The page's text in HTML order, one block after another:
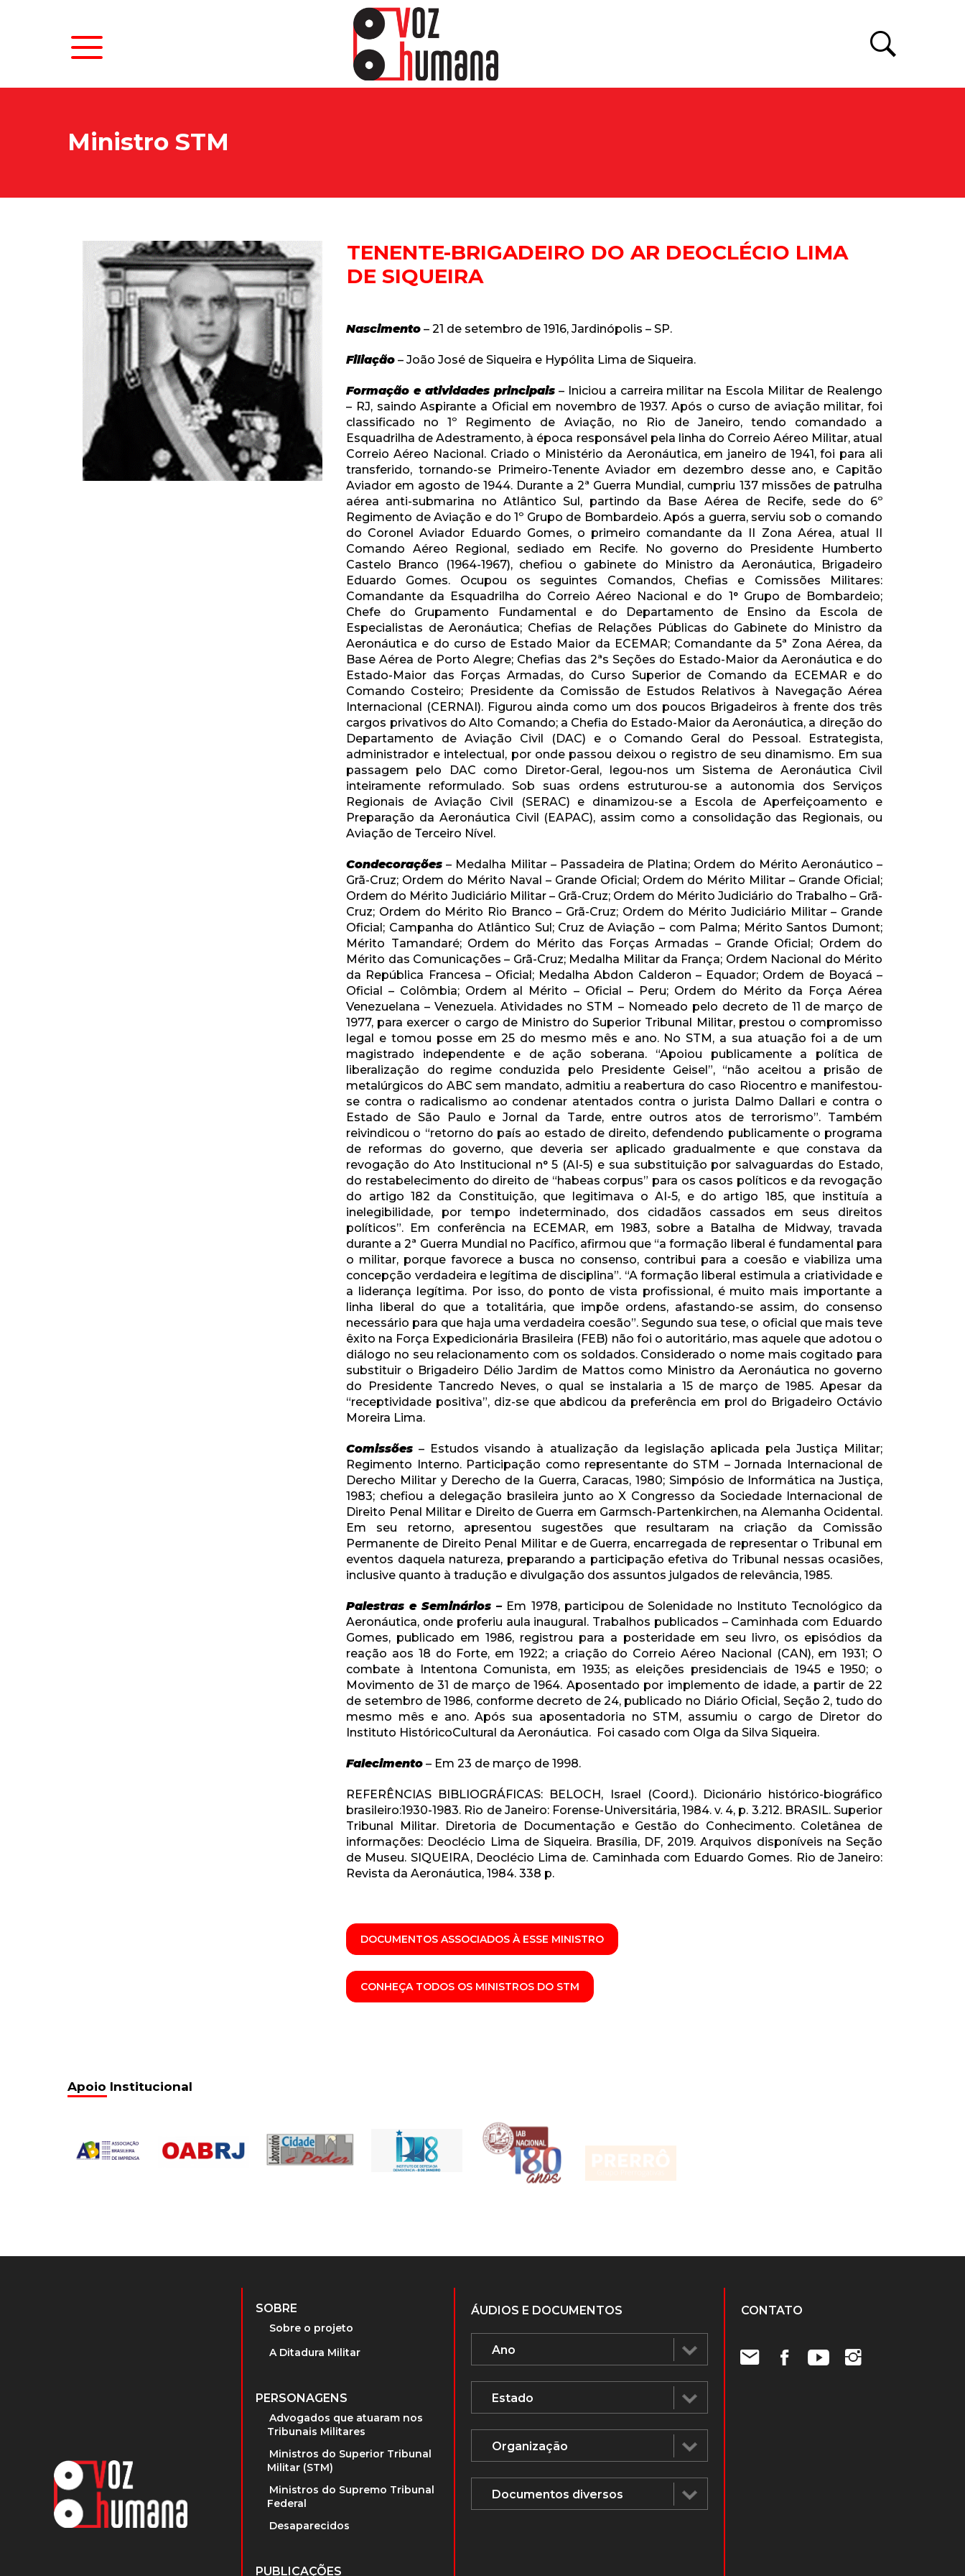
Ministro STM
TENENTE-BRIGADEIRO DO AR DEOCLÉCIO LIMA
DE SIQUEIRA
Nascimento – 21 de setembro de 1916, Jardinópolis – SP.
Filiação – João José de Siqueira e Hypólita Lima de Siqueira.
Formação e atividades principais– Iniciou a carreira militar na Escola Militar de Realengo
– RJ, saindo Aspirante a Oficial em novembro de 1937. Após o curso de aviação militar, foi
classificado no 1º Regimento de Aviação, no Rio de Janeiro, tendo comandado a
Esquadrilha de Adestramento, à época responsável pela linha do Correio Aéreo Militar, atual
Correio Aéreo Nacional. Criado o Ministério da Aeronáutica, em janeiro de 1941, foi para ali
transferido, tornando-se Primeiro-Tenente Aviador em dezembro desse ano, e Capitão
Aviador em agosto de 1944. Durante a 2ª Guerra Mundial, cumpriu 137 missões de patrulha
aérea anti-submarina no Atlântico Sul, partindo da Base Aérea de Recife, sede do 6º
Regimento de Aviação e do 1º Grupo de Bombardeio. Após a guerra, serviu sob o comando
do Coronel Aviador Eduardo Gomes, o primeiro comandante da II Zona Aérea, atual II
Comando Aéreo Regional, sediado em Recife. No governo do Presidente Humberto
Castelo Branco (1964-1967), chefiou o gabinete do Ministro da Aeronáutica, Brigadeiro
Eduardo Gomes. Ocupou os seguintes Comandos, Chefias e Comissões Militares:
Comandante da Esquadrilha do Correio Aéreo Nacional e do 1° Grupo de Bombardeio;
Chefe do Grupamento Fundamental e do Departamento de Ensino da Escola de
Especialistas de Aeronáutica; Chefias de Relações Públicas do Gabinete do Ministro da
Aeronáutica e do curso de Estado Maior da ECEMAR; Comandante da 5ª Zona Aérea, da
Base Aérea de Porto Alegre; Chefias das 2ªs Seções do Estado-Maior da Aeronáutica e do
Estado-Maior das Forças Armadas, do Curso Superior de Comando da ECEMAR e do
Comando Costeiro; Presidente da Comissão de Estudos Relativos à Navegação Aérea
Internacional (CERNAI). Figurou ainda como um dos poucos Brigadeiros à frente dos três
cargos privativos do Alto Comando; a Chefia do Estado-Maior da Aeronáutica, a direção do
Departamento de Aviação Civil (DAC) e o Comando Geral do Pessoal. Estrategista,
administrador e intelectual, por onde passou deixou o registro de seu dinamismo. Em sua
passagem pelo DAC como Diretor-Geral, legou-nos um Sistema de Aeronáutica Civil
inteiramente reformulado. Sob suas ordens estruturou-se a autonomia dos Serviços
Regionais de Aviação Civil (SERAC) e dinamizou-se a Escola de Aperfeiçoamento e
Preparação da Aeronáutica Civil (EAPAC), assim como a consolidação das Regionais, ou
Aviação de Terceiro Nível.
Condecorações – Medalha Militar – Passadeira de Platina; Ordem do Mérito Aeronáutico –
Grã-Cruz; Ordem do Mérito Naval – Grande Oficial; Ordem do Mérito Militar – Grande Oficial;
Ordem do Mérito Judiciário Militar – Grã-Cruz; Ordem do Mérito Judiciário do Trabalho – Grã-
Cruz; Ordem do Mérito Rio Branco – Grã-Cruz; Ordem do Mérito Judiciário Militar – Grande
Oficial; Campanha do Atlântico Sul; Cruz de Aviação – com Palma; Mérito Santos Dumont;
Mérito Tamandaré; Ordem do Mérito das Forças Armadas – Grande Oficial; Ordem do
Mérito das Comunicações – Grã-Cruz; Medalha Militar da França; Ordem Nacional do Mérito
da República Francesa – Oficial; Medalha Abdon Calderon – Equador; Ordem de Boyacá –
Oficial – Colômbia; Ordem al Mérito – Oficial – Peru; Ordem do Mérito da Força Aérea
Venezuelana – Venezuela. Atividades no STM – Nomeado pelo decreto de 11 de março de
1977, para exercer o cargo de Ministro do Superior Tribunal Militar, prestou o compromisso
legal e tomou posse em 25 do mesmo mês e ano. No STM, a sua atuação foi a de um
magistrado independente e de ação soberana. “Apoiou publicamente a política de
liberalização do regime conduzida pelo Presidente Geisel”, “não aceitou a prisão de
metalúrgicos do ABC sem mandato, admitiu a reabertura do caso Riocentro e manifestou-
se contra o radicalismo ao condenar atentados contra o jurista Dalmo Dallari e contra o
Estado de São Paulo e Jornal da Tarde, entre outros atos de terrorismo”. Também
reivindicou o “retorno do país ao estado de direito, defendendo publicamente o programa
de reformas do governo, que deveria ser aplicado gradualmente e que constava da
revogação do Ato Institucional n° 5 (AI-5) e sua substituição por salvaguardas do Estado,
do restabelecimento do direito de “habeas corpus” para os casos políticos e da revogação
do artigo 182 da Constituição, que legitimava o AI-5, e do artigo 185, que instituía a
inelegibilidade, por tempo indeterminado, dos cidadãos cassados em seus direitos
políticos”. Em conferência na ECEMAR, em 1983, sobre a Batalha de Midway, travada
durante a 2ª Guerra Mundial no Pacífico, afirmou que “a formação liberal é fundamental para
o militar, porque favorece a busca no consenso, contribui para a coesão e viabiliza uma
concepção verdadeira e legítima de disciplina”. “A formação liberal estimula a criatividade e
a liderança legítima. Por isso, do ponto de vista profissional, é muito mais importante a
linha liberal do que a totalitária, que impõe ordens, afastando-se assim, do consenso
necessário para que haja uma verdadeira coesão”. Segundo sua tese, o oficial que mais teve
êxito na Força Expedicionária Brasileira (FEB) não foi o autoritário, mas aquele que adotou o
diálogo no seu relacionamento com os soldados. Considerado o nome mais cogitado para
substituir o Brigadeiro Délio Jardim de Mattos como Ministro da Aeronáutica no governo
do Presidente Tancredo Neves, o qual se instalaria a 15 de março de 1985. Apesar da
“receptividade positiva”, diz-se que abdicou da preferência em prol do Brigadeiro Octávio
Moreira Lima.
Comissões – Estudos visando à atualização da legislação aplicada pela Justiça Militar;
Regimento Interno. Participação como representante do STM – Jornada Internacional de
Derecho Militar y Derecho de la Guerra, Caracas, 1980; Simpósio de Informática na Justiça,
1983; chefiou a delegação brasileira junto ao X Congresso da Sociedade Internacional de
Direito Penal Militar e Direito de Guerra em Garmsch-Partenkirchen, na Alemanha Ocidental.
Em seu retorno, apresentou sugestões que resultaram na criação da Comissão
Permanente de Direito Penal Militar e de Guerra, encarregada de representar o Tribunal em
eventos daquela natureza, preparando a participação efetiva do Tribunal nessas ocasiões,
inclusive quanto à tradução e divulgação dos assuntos julgados de relevância, 1985.
Palestras e Seminários –Em 1978, participou de Solenidade no Instituto Tecnológico da
Aeronáutica, onde proferiu aula inaugural. Trabalhos publicados – Caminhada com Eduardo
Gomes, publicado em 1986, registrou para a posteridade em seu livro, os episódios da
reação aos 18 do Forte, em 1922; a criação do Correio Aéreo Nacional (CAN), em 1931; O
combate à Intentona Comunista, em 1935; as eleições presidenciais de 1945 e 1950; o
Movimento de 31 de março de 1964. Aposentado por implemento de idade, a partir de 22
de setembro de 1986, conforme decreto de 24, publicado no Diário Oficial, Seção 2, tudo do
mesmo mês e ano. Após sua aposentadoria no STM, assumiu o cargo de Diretor do
Instituto HistóricoCultural da Aeronáutica. Foi casado com Olga da Silva Siqueira.
Falecimento – Em 23 de março de 1998.
REFERÊNCIAS BIBLIOGRÁFICAS: BELOCH, Israel (Coord.). Dicionário histórico-biográfico
brasileiro:1930-1983. Rio de Janeiro: Forense-Universitária, 1984. v. 4, p. 3.212. BRASIL. Superior
Tribunal Militar. Diretoria de Documentação e Gestão do Conhecimento. Coletânea de
informações: Deoclécio Lima de Siqueira. Brasília, DF, 2019. Arquivos disponíveis na Seção
de Museu. SIQUEIRA, Deoclécio Lima de. Caminhada com Eduardo Gomes. Rio de Janeiro:
Revista da Aeronáutica, 1984. 338 p.
DOCUMENTOS ASSOCIADOS À ESSE MINISTRO
CONHEÇA TODOS OS MINISTROS DO STM
Apoio Institucional
SOBRE
Sobre o projeto
A Ditadura Militar
PERSONAGENS
Advogados que atuaram nos
Tribunais Militares
Ministros do Superior Tribunal
Militar (STM)
Ministros do Supremo Tribunal
Federal
Desaparecidos
PUBLICAÇÕES
ÁUDIOS E DOCUMENTOS CONTATO
Assine e receba os conteúdos no seu e-mail.